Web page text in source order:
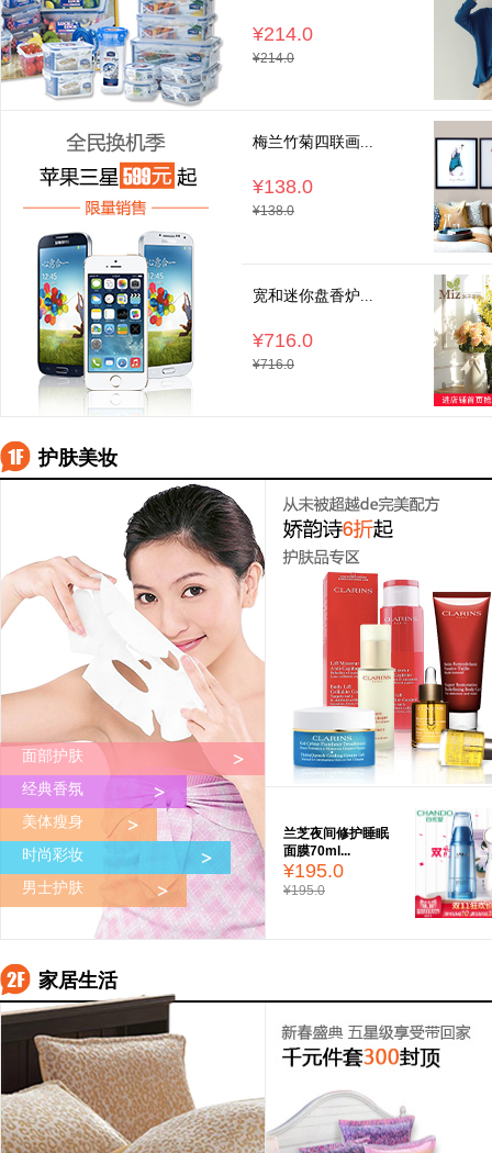
¥214.0
¥214.0
梅兰竹菊四联画...
¥138.0
¥138.0
宽和迷你盘香炉...
¥716.0
¥716.0
护肤美妆
面部护肤
经典香氛
美体瘦身
时尚彩妆
男士护肤
兰芝夜间修护睡眠
面膜70ml...
¥195.0
¥195.0
家居生活